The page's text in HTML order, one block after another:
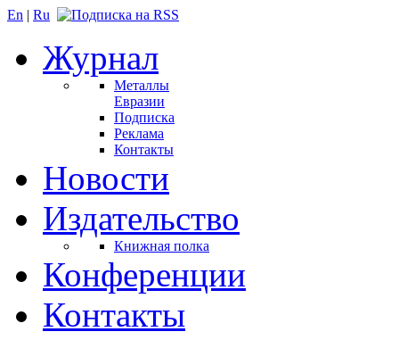
En | Ru
Журнал
Металлы
Евразии
Подписка
Реклама
Контакты
Новости
Издательство
Книжная полка
Конференции
Контакты